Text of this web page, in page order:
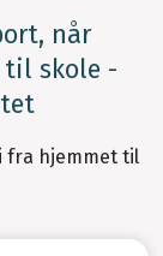
når
skole -
fra hjemmet til